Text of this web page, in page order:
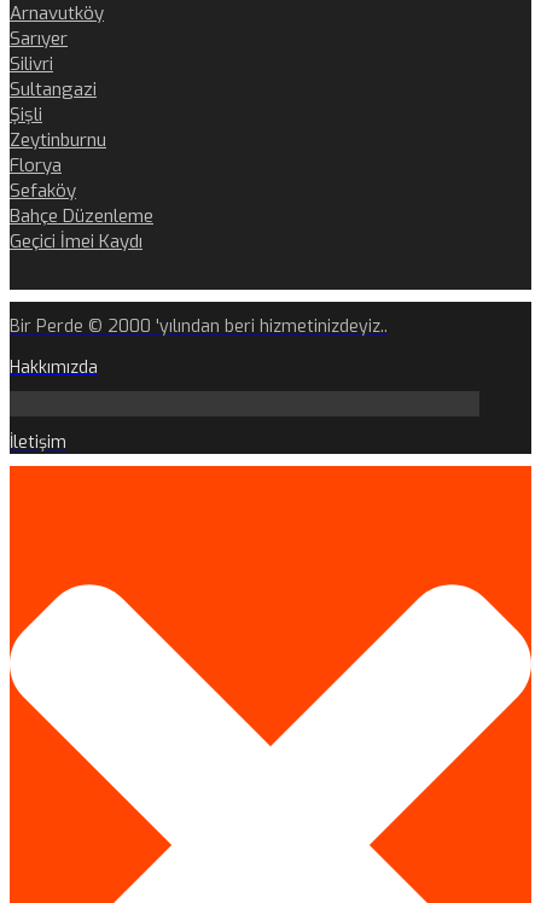
Arnavutköy
Sarıyer
Silivri
Sultangazi
Şişli
Zeytinburnu
Florya
Sefaköy
Bahçe Düzenleme
Geçici İmei Kaydı
Bir Perde © 2000 'yılından beri hizmetinizdeyiz..
Hakkımızda
İletişim